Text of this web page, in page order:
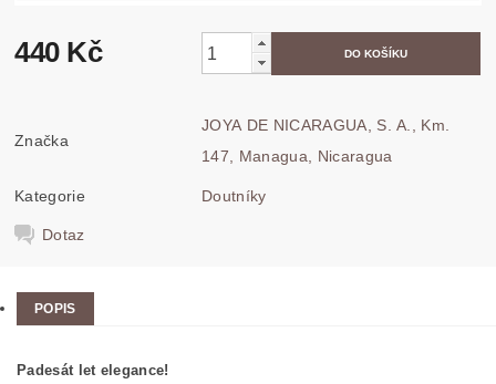
440 Kč
Značka
JOYA DE NICARAGUA, S. A., Km.
147, Managua, Nicaragua
Kategorie Doutníky
Dotaz
POPIS
Padesát let elegance!